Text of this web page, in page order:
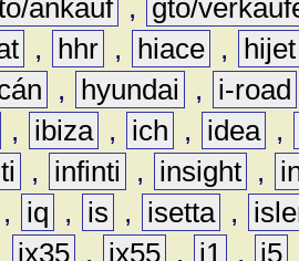
ankauf ,
gto/
, hhr , hiace ,
hijet
, hyundai ,
i-road
, ibiza , ich , idea ,
, infinti , insight ,
, iq , is , isetta ,
ix35 , ix55 , j1 , j5